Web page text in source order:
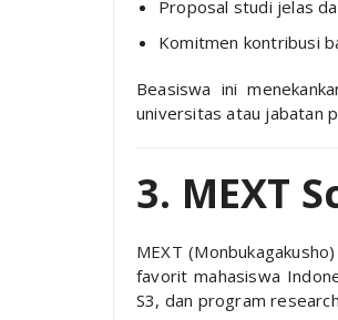
Proposal studi jelas
Komitmen kontribusi
Beasiswa ini
universitas atau jabatan
3. MEXT
MEXT
favorit mahasiswa
S3, dan program